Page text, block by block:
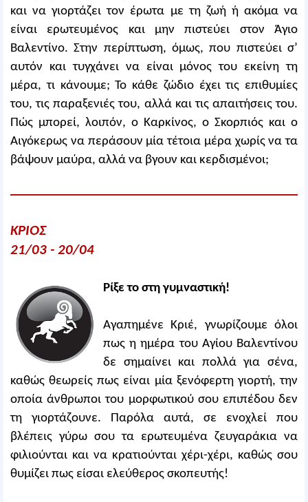
και να γιορτάζει τον έρωτα με τη ζωή ή ακόμα να
είναι ερωτευμένος και μην πιστεύει στον Άγιο
Βαλεντίνο. Στην περίπτωση, όμως, που πιστεύει σ’
αυτόν και τυγχάνει να είναι μόνος του εκείνη τη
μέρα, τι κάνουμε; Το κάθε ζώδιο έχει τις επιθυμίες
του, τις παραξενιές του, αλλά και τις απαιτήσεις του.
Πώς μπορεί, λοιπόν, ο Καρκίνος, ο Σκορπιός και ο
Αιγόκερως να περάσουν μία τέτοια μέρα χωρίς να τα
βάψουν μαύρα, αλλά να βγουν και κερδισμένοι;
ΚΡΙΟΣ
21/03 - 20/04
Ρίξε το στη γυμναστική!
Αγαπημένε Κριέ, γνωρίζουμε όλοι
πως η ημέρα του Αγίου Βαλεντίνου
δε σημαίνει και πολλά για σένα,
καθώς θεωρείς πως είναι μία ξενόφερτη γιορτή, την
οποία άνθρωποι του μορφωτικού σου επιπέδου δεν
τη γιορτάζουνε. Παρόλα αυτά, σε ενοχλεί που
βλέπεις γύρω σου τα ερωτευμένα ζευγαράκια να
φιλιούνται και να κρατιούνται χέρι-χέρι, καθώς σου
θυμίζει πως είσαι ελεύθερος σκοπευτής!